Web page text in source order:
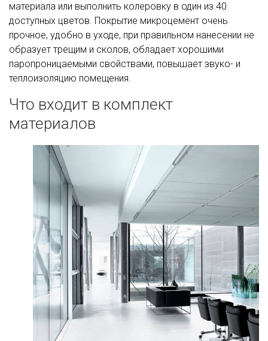
материала или выполнить колеровку в один из 40
доступных цветов. Покрытие микроцемент очень
прочное, удобно в уходе, при правильном нанесении не
образует трещим и сколов, обладает хорошими
паропроницаемыми свойствами, повышает звуко- и
теплоизоляцию помещения.
Что входит в комплект
материалов